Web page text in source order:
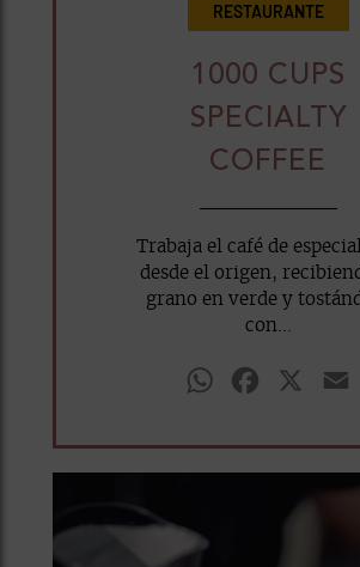
RESTAURANTE
1000 CUPS
SPECIALTY
COFFEE
Trabaja el café de
desde el origen,
grano en verde y
con...
WhatsAppFacebook